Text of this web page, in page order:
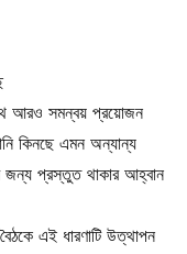
আরও সমন্বয় প্রয়োজন
কিনছে এমন অন্যান্য
প্রস্তুত থাকার আহ্বান
এই ধারণাটি উত্থাপন